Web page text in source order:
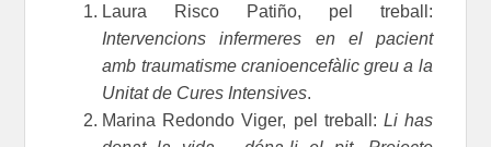
Laura Risco Patiño, pel treball:
Intervencions infermeres en el pacient
amb traumatisme cranioencefàlic greu a la
Unitat de Cures Intensives.
Marina Redondo Viger, pel treball: Li has